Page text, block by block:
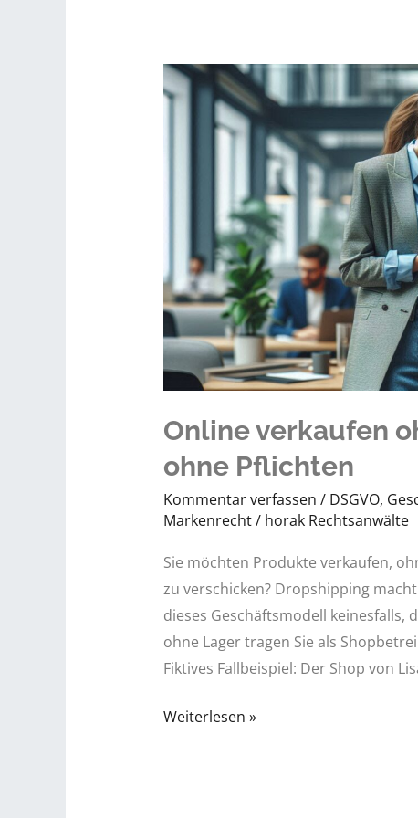
Online verkaufen
ohne Pflichten
Kommentar verfassen / DSGVO,
Markenrecht/ horak Rechtsanwälte
Sie möchten Produkte verkaufen,
zu verschicken? Dropshipping
dieses Geschäftsmodell keinesfalls,
ohne Lager tragen Sie als
Fiktives Fallbeispiel: Der Shop von
Online
Weiterlesen »